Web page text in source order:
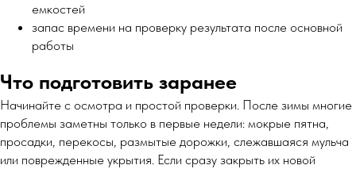
емкостей
запас времени на проверку результата после основной
работы
Что подготовить заранее
Начинайте с осмотра и простой проверки. После зимы многие
проблемы заметны только в первые недели: мокрые пятна,
просадки, перекосы, размытые дорожки, слежавшаяся мульча
или поврежденные укрытия. Если сразу закрыть их новой